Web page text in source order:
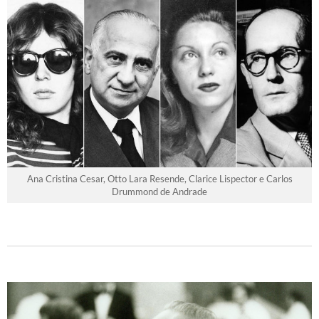
Ana Cristina Cesar, Otto Lara Resende, Clarice Lispector e Carlos
Drummond de Andrade